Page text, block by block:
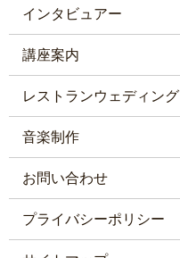
インタビュアー
講座案内
レストランウェディング
音楽制作
お問い合わせ
プライバシーポリシー